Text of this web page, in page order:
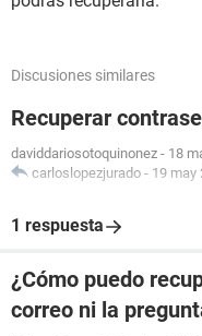
Discusiones similares
Recuperar
daviddariosotoquinonez - 18
carloslopezjurado - 19 may
1 respuesta
¿Cómo puedo
correo ni la